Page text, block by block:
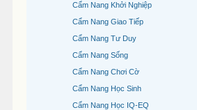
Cẩm Nang Khởi Nghiệp
Cẩm Nang Giao Tiếp
Cẩm Nang Tư Duy
Cẩm Nang Sống
Cẩm Nang Chơi Cờ
Cẩm Nang Học Sinh
Cẩm Nang Học IQ-EQ